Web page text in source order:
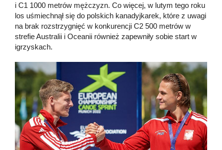
i C1 1000 metrów mężczyzn. Co więcej, w lutym tego roku
los uśmiechnął się do polskich kanadyjkarek, które z uwagi
na brak rozstrzygnięć w konkurencji C2 500 metrów w
strefie Australii i Oceanii również zapewniły sobie start w
igrzyskach.